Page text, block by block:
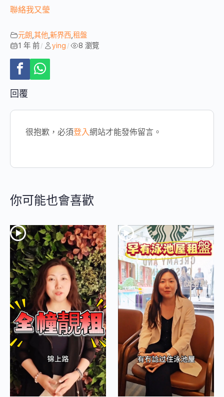
聯絡我又瑩
元朗 其他 新界西 租盤
1 年 前 / ying / 8 瀏覽
回覆
很抱歉，必須登入網站才能發佈留言。
你可能也會喜歡